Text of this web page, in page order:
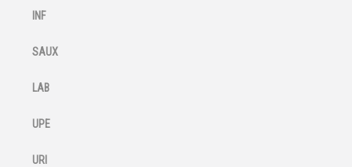
INF
SAUX
LAB
UPE
URI